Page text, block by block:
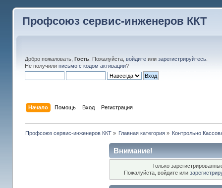
Профсоюз сервис-инженеров ККТ
Добро пожаловать, Гость. Пожалуйста, войдитеили зарегистрируйтесь.
Не получили письмо с кодом активации?
Начало Помощь Вход Регистрация
Профсоюз сервис-инженеров ККТ» Главная категория » Контрольно
Внимание!
Только
Пожалуйста, войдите или